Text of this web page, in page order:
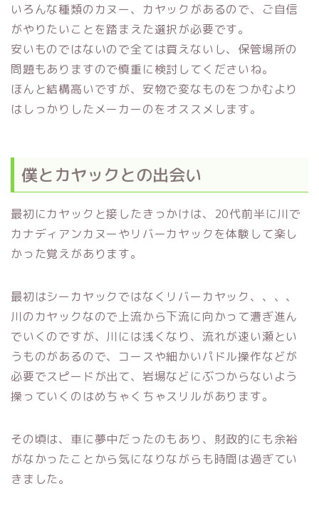
いろんな種類のカヌー、カヤックがあるので、ご自信
がやりたいことを踏まえた選択が必要です。
安いものではないので全ては買えないし、保管場所の
問題もありますので慎重に検討してくださいね。
ほんと結構高いですが、安物で変なものをつかむより
はしっかりしたメーカーのをオススメします。
僕とカヤックとの出会い
最初にカヤックと接したきっかけは、20代前半に川で
カナディアンカヌーやリバーカヤックを体験して楽し
かった覚えがあります。
最初はシーカヤックではなくリバーカヤック、、、、
川のカヤックなので上流から下流に向かって漕ぎ進ん
でいくのですが、川には浅くなり、流れが速い瀬とい
うものがあるので、コースや細かいパドル操作などが
必要でスピードが出て、岩場などにぶつからないよう
操っていくのはめちゃくちゃスリルがあります。
その頃は、車に夢中だったのもあり、財政的にも余裕
がなかったことから気になりながらも時間は過ぎてい
きました。